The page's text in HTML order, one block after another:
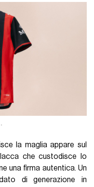
la maglia appare sul
che custodisce lo
una firma autentica. Un
di generazione in